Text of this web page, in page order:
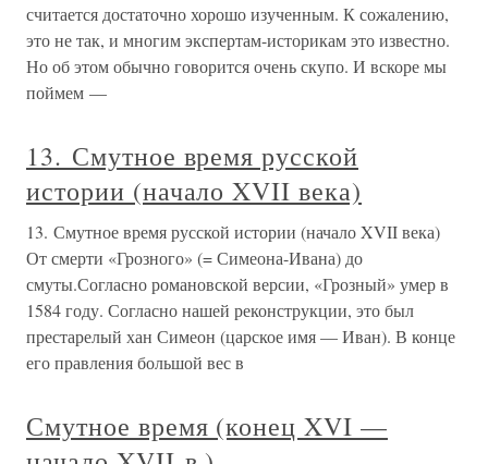
считается достаточно хорошо изученным. К сожалению,
это не так, и многим экспертам-историкам это известно.
Но об этом обычно говорится очень скупо. И вскоре мы
поймем —
13. Смутное время русской
истории (начало XVII века)
13. Смутное время русской истории (начало XVII века)
От смерти «Грозного» (= Симеона-Ивана) до
смуты.Согласно романовской версии, «Грозный» умер в
1584 году. Согласно нашей реконструкции, это был
престарелый хан Симеон (царское имя — Иван). В конце
его правления большой вес в
Смутное время (конец XVI —